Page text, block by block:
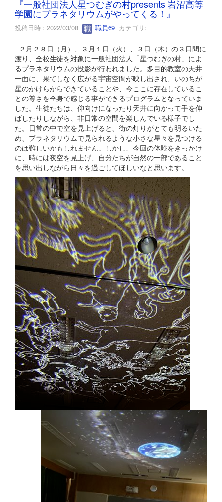
『一般社団法人星つむぎの村presents 岩沼高等
学園にプラネタリウムがやってくる！』
投稿日時 : 2022/03/08 職員69 カテゴリ:
２月２８日（月）、３月１日（火）、３日（木）の３日間に
渡り、全校生徒を対象に一般社団法人「星つむぎの村」によ
るプラネタリウムの投影が行われました。多目的教室の天井
一面に、果てしなく広がる宇宙空間が映し出され、いのちが
星のかけらからできていることや、今ここに存在しているこ
との尊さを全身で感じる事ができるプログラムとなっていま
した。生徒たちは、仰向けになったり天井に向かって手を伸
ばしたりしながら、非日常の空間を楽しんでいる様子でし
た。日常の中で空を見上げると、街の灯りがとても明るいた
め、プラネタリウムで見られるような小さな星々を見つける
のは難しいかもしれません。しかし、今回の体験をきっかけ
に、時には夜空を見上げ、自分たちが自然の一部であること
を思い出しながら日々を過ごしてほしいなと思います。